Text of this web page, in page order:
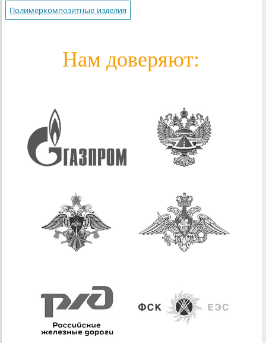
Полимеркомпозитные изделия
Нам доверяют: